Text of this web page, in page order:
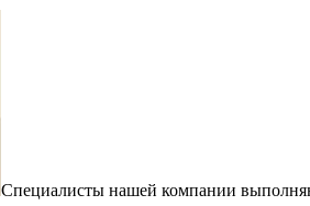
Специалисты нашей компании